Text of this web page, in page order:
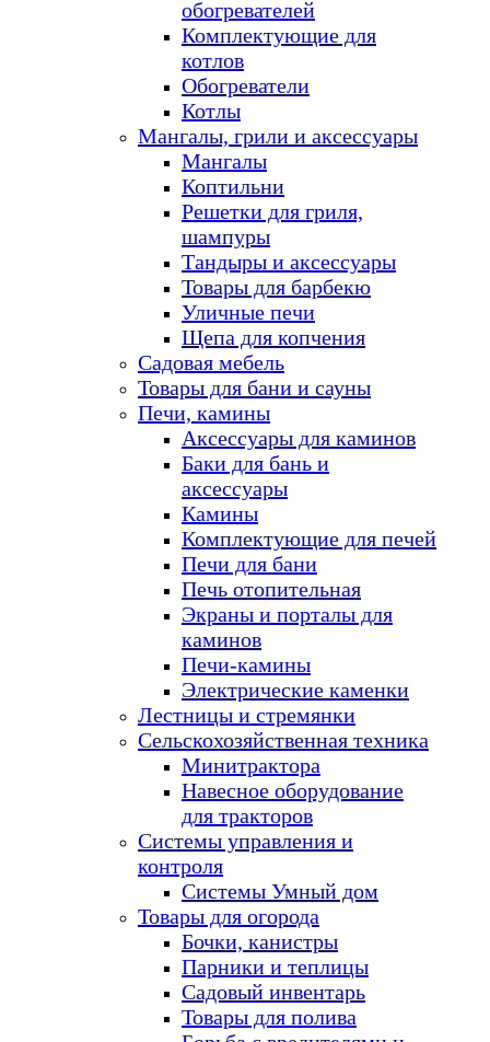
обогревателей
Комплектующие для
котлов
Обогреватели
Котлы
Мангалы, грили и аксессуары
Мангалы
Коптильни
Решетки для гриля,
шампуры
Тандыры и аксессуары
Товары для барбекю
Уличные печи
Щепа для копчения
Садовая мебель
Товары для бани и сауны
Печи, камины
Аксессуары для каминов
Баки для бань и
аксессуары
Камины
Комплектующие для печей
Печи для бани
Печь отопительная
Экраны и порталы для
каминов
Печи-камины
Электрические каменки
Лестницы и стремянки
Сельскохозяйственная техника
Минитрактора
Навесное оборудование
для тракторов
Системы управления и
контроля
Системы Умный дом
Товары для огорода
Бочки, канистры
Парники и теплицы
Садовый инвентарь
Товары для полива